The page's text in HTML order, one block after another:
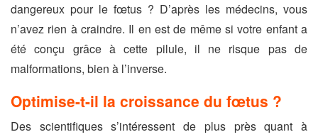
dangereux pour le fœtus ? D’après les médecins, vous
n’avez rien à craindre. Il en est de même si votre enfant a
été conçu grâce à cette pilule, il ne risque pas de
malformations, bien à l’inverse.
Optimise-t-il la croissance du fœtus ?
Des scientifiques s’intéressent de plus près quant à